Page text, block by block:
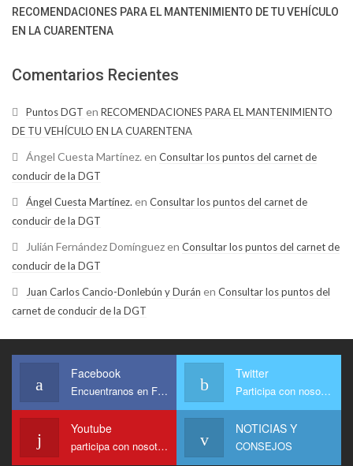
RECOMENDACIONES PARA EL MANTENIMIENTO DE TU VEHÍCULO
EN LA CUARENTENA
Comentarios Recientes
Puntos DGT en RECOMENDACIONES PARA EL MANTENIMIENTO
DE TU VEHÍCULO EN LA CUARENTENA
Ángel Cuesta Martínez. en Consultar los puntos del carnet de
conducir de la DGT
Ángel Cuesta Martínez. en Consultar los puntos del carnet de
conducir de la DGT
Julián Fernández Domínguezen Consultar los puntos del carnet de
conducir de la DGT
Juan Carlos Cancio-Donlebún y Durán en Consultar los puntos del
carnet de conducir de la DGT
Facebook
Encuentranos en Facebook
Twitter
Participa con nosotros
Youtube
participa con nosotros en Youtube
NOTICIAS Y
CONSEJOS